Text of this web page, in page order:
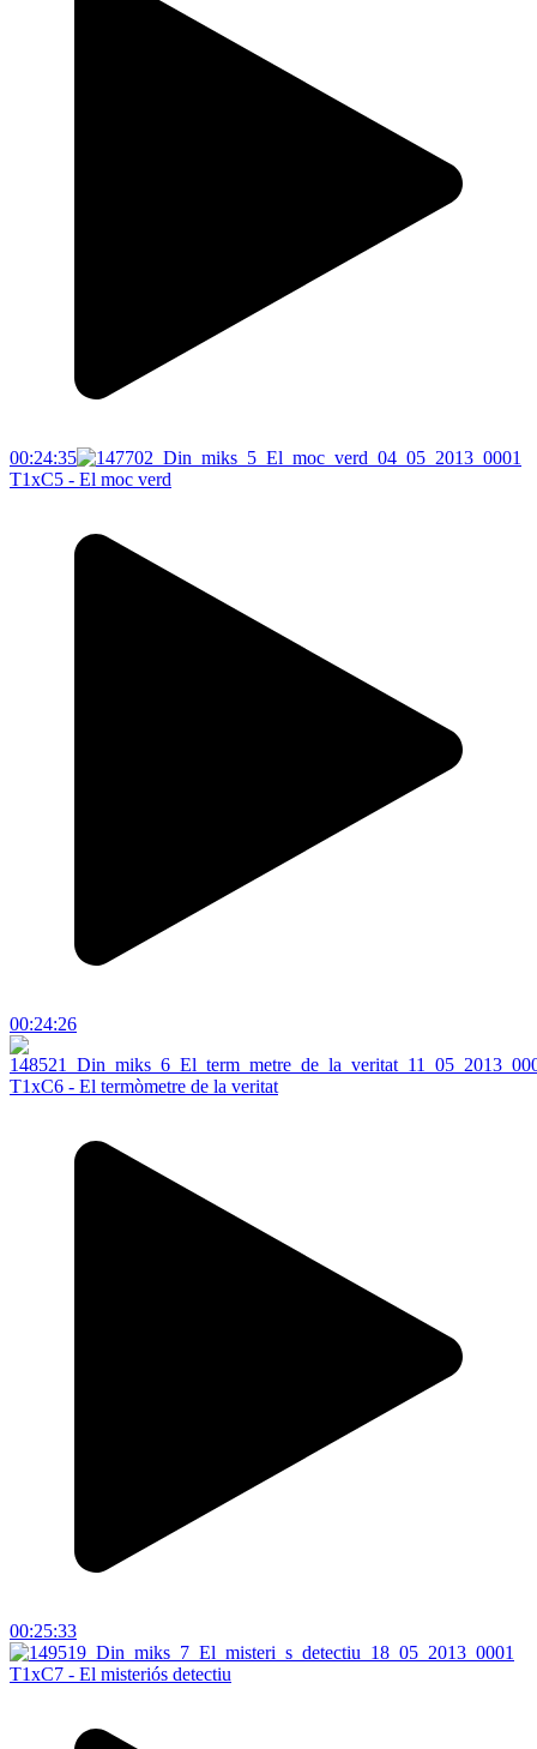
00:24:35
T1xC5 - El moc verd
00:24:26
T1xC6 - El termòmetre de la veritat
00:25:33
T1xC7 - El misteriós detectiu